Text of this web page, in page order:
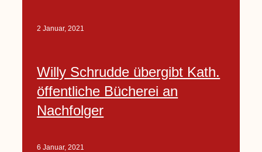
2 Januar, 2021
Willy Schrudde übergibt Kath.
öffentliche Bücherei an
Nachfolger
6 Januar, 2021